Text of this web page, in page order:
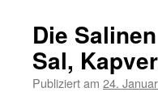
Die
Sal,
Publiziert am 24.